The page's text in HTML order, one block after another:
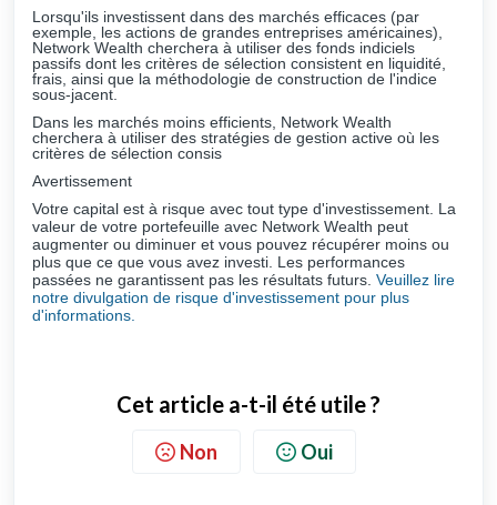
Lorsqu'ils investissent dans des marchés efficaces (par
exemple, les actions de grandes entreprises américaines),
Network Wealth cherchera à utiliser des fonds indiciels
passifs dont les critères de sélection consistent en liquidité,
frais, ainsi que la méthodologie de construction de l'indice
sous-jacent.
Dans les marchés moins efficients, Network Wealth
cherchera à utiliser des stratégies de gestion active où les
critères de sélection consis
Avertissement
Votre capital est à risque avec tout type d'investissement. La
valeur de votre portefeuille avec Network Wealth peut
augmenter ou diminuer et vous pouvez récupérer moins ou
plus que ce que vous avez investi. Les performances
passées ne garantissent pas les résultats futurs. Veuillez lire
notre divulgation de risque d'investissement pour plus
d'informations.
Cet article a-t-il été utile ?
Non Oui